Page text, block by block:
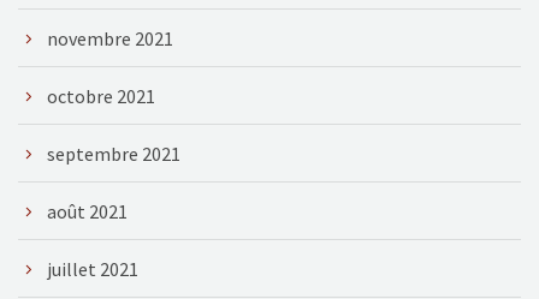
novembre 2021
octobre 2021
septembre 2021
août 2021
juillet 2021